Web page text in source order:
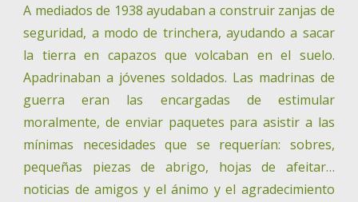
A mediados de 1938 ayudaban a construir zanjas de
seguridad, a modo de trinchera, ayudando a sacar
la tierra en capazos que volcaban en el suelo.
Apadrinaban a jóvenes soldados. Las madrinas de
guerra eran las encargadas de estimular
moralmente, de enviar paquetes para asistir a las
mínimas necesidades que se requerían: sobres,
pequeñas piezas de abrigo, hojas de afeitar…
noticias de amigos y el ánimo y el agradecimiento